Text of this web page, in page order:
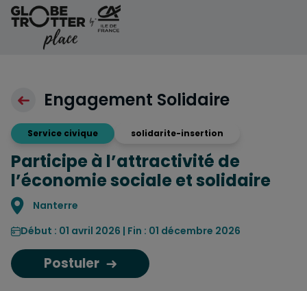
Aller au contenu
Engagement Solidaire
Service civique solidarite-insertion
Participe à l’attractivité de
l’économie sociale et solidaire
Localisation
Nanterre
Début : 01 avril 2026 | Fin : 01 décembre 2026
Postuler